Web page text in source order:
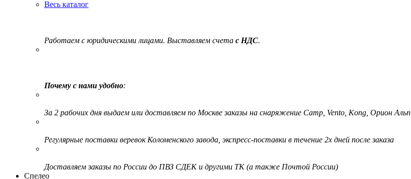
Весь каталог
Работаем с юридическими лицами. Выставляем счета с НДС.
Почему с нами удобно:
За 2 рабочих дня выдаем или доставляем по Москве заказы на снаряжение Camp, Vento, Kong, Орион Альп
Регулярные поставки веревок Коломенского завода, экспресс-поставки в течение 2х дней после заказа
Доставляем заказы по России до ПВЗ СДЕК и другими ТК (а также Почтой России)
Спелео